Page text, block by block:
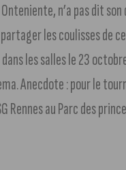
n’a pas dit
les coulisses de
les salles le 23
Anecdote : pour le
Rennes au Parc des